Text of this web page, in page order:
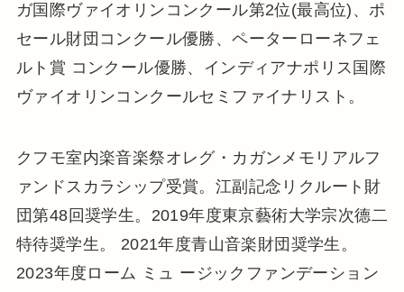
ガ国際ヴァイオリンコンクール第2位(最高位)、ポ
セール財団コンクール優勝、ペーターローネフェ
ルト賞 コンクール優勝、インディアナポリス国際
ヴァイオリンコンクールセミファイナリスト。
クフモ室内楽音楽祭オレグ・カガンメモリアルフ
ァンドスカラシップ受賞。江副記念リクルート財
団第48回奨学生。2019年度東京藝術大学宗次德二
特待奨学生。 2021年度青山音楽財団奨学生。
2023年度ローム ミュ ージックファンデーション